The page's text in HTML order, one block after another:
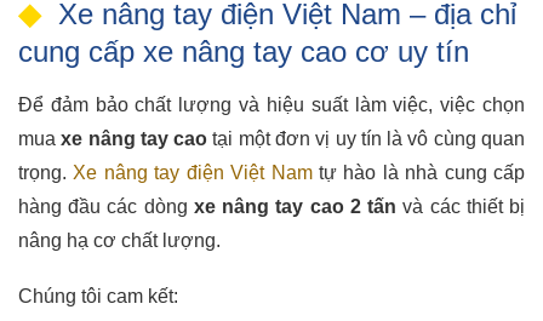
Xe nâng tay điện Việt Nam – địa chỉ
cung cấp xe nâng tay cao cơ uy tín
Để đảm bảo chất lượng và hiệu suất làm việc, việc chọn
muaxe nâng tay cao tại một đơn vị uy tín là vô cùng quan
trọng. Xe nâng tay điện Việt Namtự hào là nhà cung cấp
hàng đầu các dòng xe nâng tay cao 2 tấn và các thiết bị
nâng hạ cơ chất lượng.
Chúng tôi cam kết: